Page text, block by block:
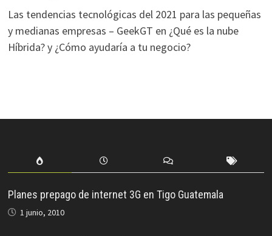
Las tendencias tecnológicas del 2021 para las pequeñas
y medianas empresas – GeekGT en ¿Qué es la nube
Híbrida? y ¿Cómo ayudaría a tu negocio?
Planes prepago de internet 3G en Tigo Guatemala
1 junio, 2010